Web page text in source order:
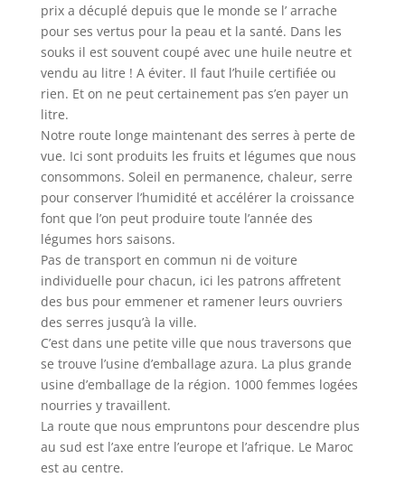
prix a décuplé depuis que le monde se l’ arrache
pour ses vertus pour la peau et la santé. Dans les
souks il est souvent coupé avec une huile neutre et
vendu au litre ! A éviter. Il faut l’huile certifiée ou
rien. Et on ne peut certainement pas s’en payer un
litre.
Notre route longe maintenant des serres à perte de
vue. Ici sont produits les fruits et légumes que nous
consommons. Soleil en permanence, chaleur, serre
pour conserver l’humidité et accélérer la croissance
font que l’on peut produire toute l’année des
légumes hors saisons.
Pas de transport en commun ni de voiture
individuelle pour chacun, ici les patrons affretent
des bus pour emmener et ramener leurs ouvriers
des serres jusqu’à la ville.
C’est dans une petite ville que nous traversons que
se trouve l’usine d’emballage azura. La plus grande
usine d’emballage de la région. 1000 femmes logées
nourries y travaillent.
La route que nous empruntons pour descendre plus
au sud est l’axe entre l’europe et l’afrique. Le Maroc
est au centre.